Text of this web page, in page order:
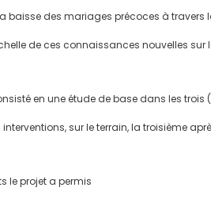
baisse des mariages précoces à
de ces connaissances nouvelles sur
en une étude de base dans les
sur le terrain, la troisième
le projet a permis